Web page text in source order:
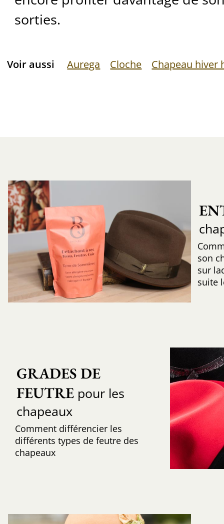
sorties.
Voir aussi Aurega Cloche Chapeau hiver
son
sur
suite
GRADES DE
FEUTREpour les
chapeaux
Comment différencier les
différents types de feutre des
chapeaux